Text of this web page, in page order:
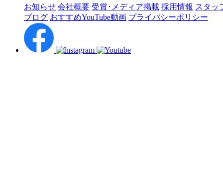
お知らせ 会社概要 受賞･メディア掲載 採用情報 スタッ
ブログ おすすめYouTube動画 プライバシーポリシー